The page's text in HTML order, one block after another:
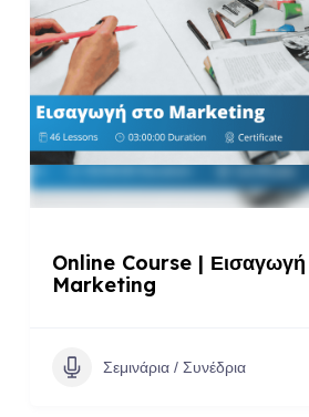
Online Course | Εισαγωγή
Marketing
Σεμινάρια / Συνέδρια